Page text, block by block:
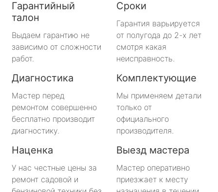
Гарантийный
талон
Выдаем гарантию не
зависимо от сложности
работ.
Сроки
Гарантия варьируется
от полугода до 2-х лет
смотря какая
неисправность.
Диагностика
Мастер перед
ремонтом совершенно
бесплатно производит
диагностику.
Комплектующие
Мы применяем детали
только от
официального
производителя.
Наценка
У нас честные цены за
ремонт садовой и
Выезд мастера
Мастер оперативно
приезжает к месту